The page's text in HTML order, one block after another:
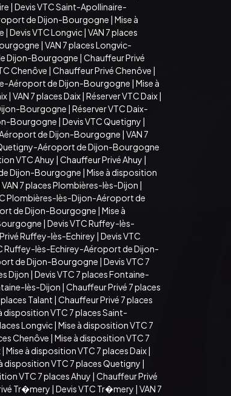
| Devis VTC Saint-Apollinaire-
de Dijon-Bourgogne | Mise à
| Devis VTC Longvic| VAN 7 places
| VAN 7 places Longvic-
Dijon-Bourgogne | Chauffeur Privé
Chenôve | Chauffeur Privé Chenôve |
Aéroport de Dijon-Bourgogne | Mise à
| VAN 7 places Daix| Réserver VTC Daix|
Bourgogne | Réserver VTC Daix-
Bourgogne | Devis VTC Quetigny |
de Dijon-Bourgogne | VAN 7
Aéroport de Dijon-Bourgogne
VTC Ahuy | Chauffeur Privé Ahuy |
Dijon-Bourgogne | Mise à disposition
VAN 7 places Plombières-lès-Dijon |
Plombières-lès-Dijon-Aéroport de
de Dijon-Bourgogne | Mise à
| Devis VTC Ruffey-lès-
Ruffey-lès-Echirey | Devis VTC
Ruffey-lès-Echirey-Aéroport de Dijon-
de Dijon-Bourgogne | Devis VTC 7
Dijon | Devis VTC 7 places Fontaine-
lès-Dijon | Chauffeur Privé 7 places
Talant | Chauffeur Privé 7 places
disposition VTC 7 places Saint-
Longvic| Mise à disposition VTC 7
Chenôve | Mise à disposition VTC 7
| Mise à disposition VTC 7 places Daix|
disposition VTC 7 places Quetigny |
VTC 7 places Ahuy | Chauffeur Privé
Tr�mery | Devis VTC Tr�mery | VAN 7